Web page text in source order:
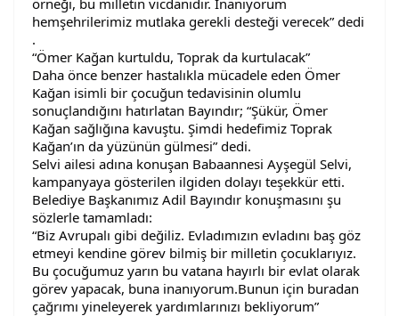
örneği, bu milletin vicdanıdır. İnanıyorum
hemşehrilerimiz mutlaka gerekli desteği verecek” dedi
.
“Ömer Kağan kurtuldu, Toprak da kurtulacak”
Daha önce benzer hastalıkla mücadele eden Ömer
Kağan isimli bir çocuğun tedavisinin olumlu
sonuçlandığını hatırlatan Bayındır; “Şükür, Ömer
Kağan sağlığına kavuştu. Şimdi hedefimiz Toprak
Kağan’ın da yüzünün gülmesi” dedi.
Selvi ailesi adına konuşan Babaannesi Ayşegül Selvi,
kampanyaya gösterilen ilgiden dolayı teşekkür etti.
Belediye Başkanımız Adil Bayındır konuşmasını şu
sözlerle tamamladı:
“Biz Avrupalı gibi değiliz. Evladımızın evladını baş göz
etmeyi kendine görev bilmiş bir milletin çocuklarıyız.
Bu çocuğumuz yarın bu vatana hayırlı bir evlat olarak
görev yapacak, buna inanıyorum.Bunun için buradan
çağrımı yineleyerek yardımlarınızı bekliyorum”